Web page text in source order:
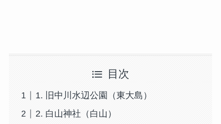
目次
1. 旧中川水辺公園（東大島）
2. 白山神社（白山）